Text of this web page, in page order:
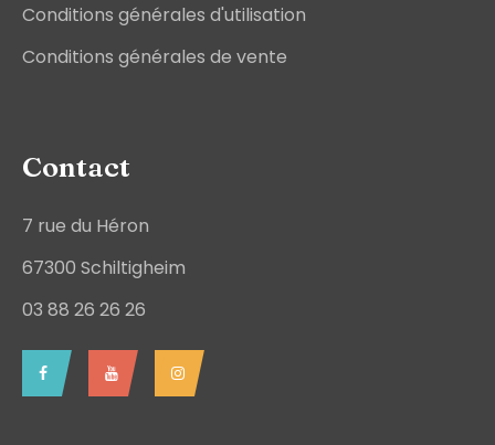
Conditions générales d'utilisation
Conditions générales de vente
Contact
7 rue du Héron
67300 Schiltigheim
03 88 26 26 26